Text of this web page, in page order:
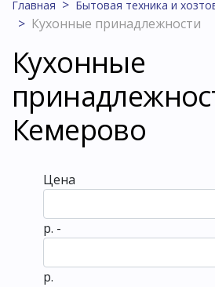
Главная Бытовая техника и
Кухонные принадлежности
Кухонные
Кемерово
Цена
р. -
р.